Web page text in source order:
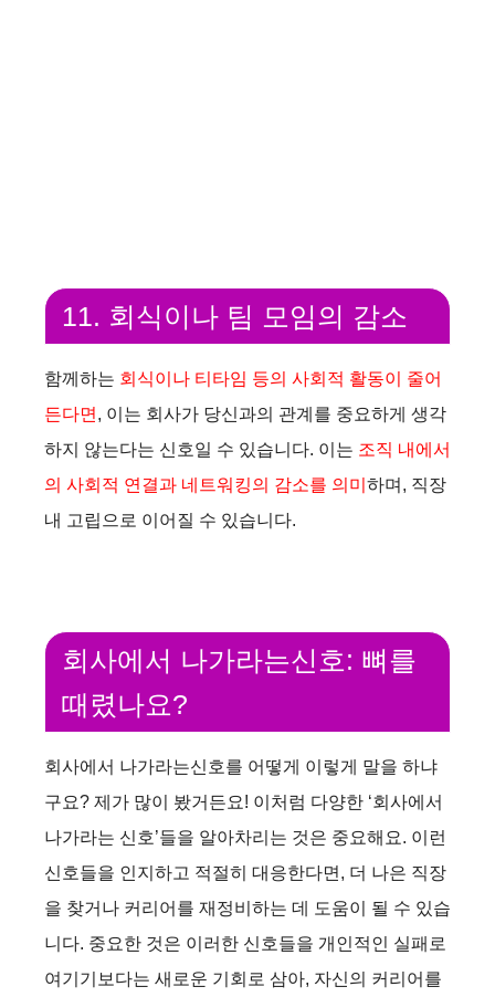
11. 회식이나 팀 모임의 감소
함께하는 회식이나 티타임 등의 사회적 활동이 줄어
든다면 , 이는 회사가 당신과의 관계를 중요하게 생각
하지 않는다는 신호일 수 있습니다. 이는 조직 내에서
의 사회적 연결과 네트워킹의 감소를 의미 하며, 직장
내 고립으로 이어질 수 있습니다.
회사에서 나가라는신호: 뼈를
때렸나요?
회사에서 나가라는신호를 어떻게 이렇게 말을 하냐
구요? 제가 많이 봤거든요! 이처럼 다양한 ‘회사에서
나가라는 신호’들을 알아차리는 것은 중요해요. 이런
신호들을 인지하고 적절히 대응한다면, 더 나은 직장
을 찾거나 커리어를 재정비하는 데 도움이 될 수 있습
니다. 중요한 것은 이러한 신호들을 개인적인 실패로
여기기보다는 새로운 기회로 삼아, 자신의 커리어를